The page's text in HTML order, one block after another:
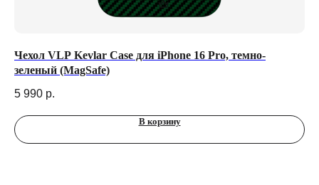
Чехол VLP Kevlar Сase для iPhone 16 Pro, темно-
зеленый (MagSafe)
5 990 р.
В корзину